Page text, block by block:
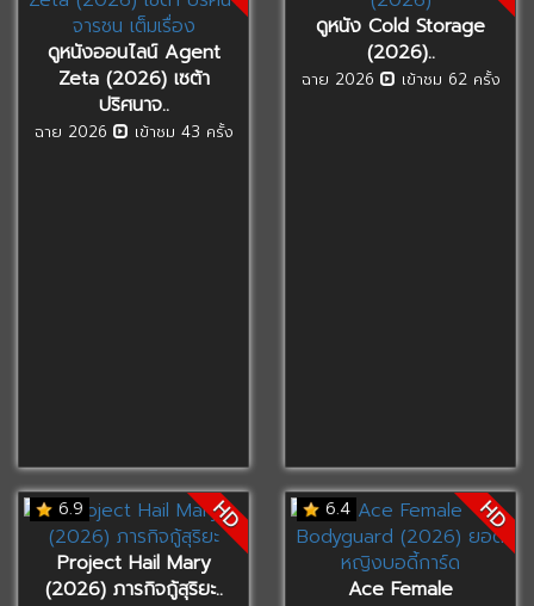
ดูหนังออนไลน์ Agent
Zeta (2026) เซต้า
ปริศนาจ..
ฉาย 2026 เข้าชม 43 ครั้ง
ดูหนัง Cold Storage
(2026)..
ฉาย 2026 เข้าชม 62 ครั้ง
6.9 HD
Project Hail Mary
(2026) ภารกิจกู้สุริยะ..
6.4 HD
Ace Female